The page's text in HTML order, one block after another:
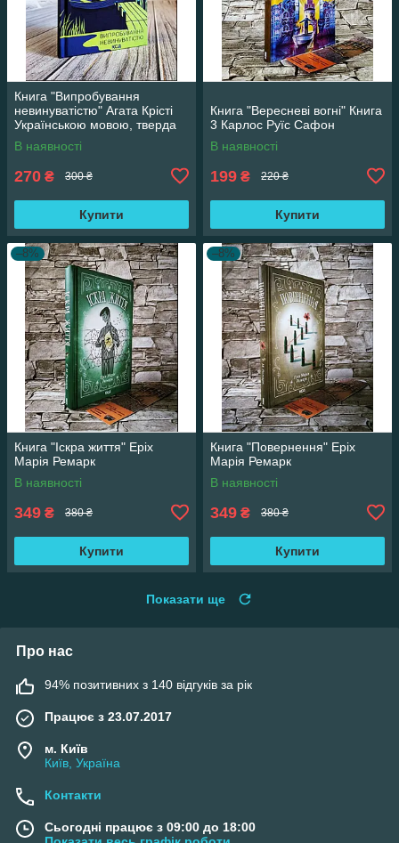
Книга "Випробування
невинуватістю" Агата Крісті
Українською мовою, тверда
обкладинка
В наявності
270 ₴ 300 ₴
Купити
Книга "Вересневі вогні" Книга
3 Карлос Руїс Сафон
В наявності
199 ₴ 220 ₴
Купити
–8%
Книга "Іскра життя" Еріх
Марія Ремарк
В наявності
349 ₴ 380 ₴
Купити
–8%
Книга "Повернення" Еріх
Марія Ремарк
В наявності
349 ₴ 380 ₴
Купити
Показати ще
Про нас
94% позитивних з 140 відгуків за рік
Працює з 23.07.2017
м. Київ
Київ, Україна
Контакти
Сьогодні працює з 09:00 до 18:00